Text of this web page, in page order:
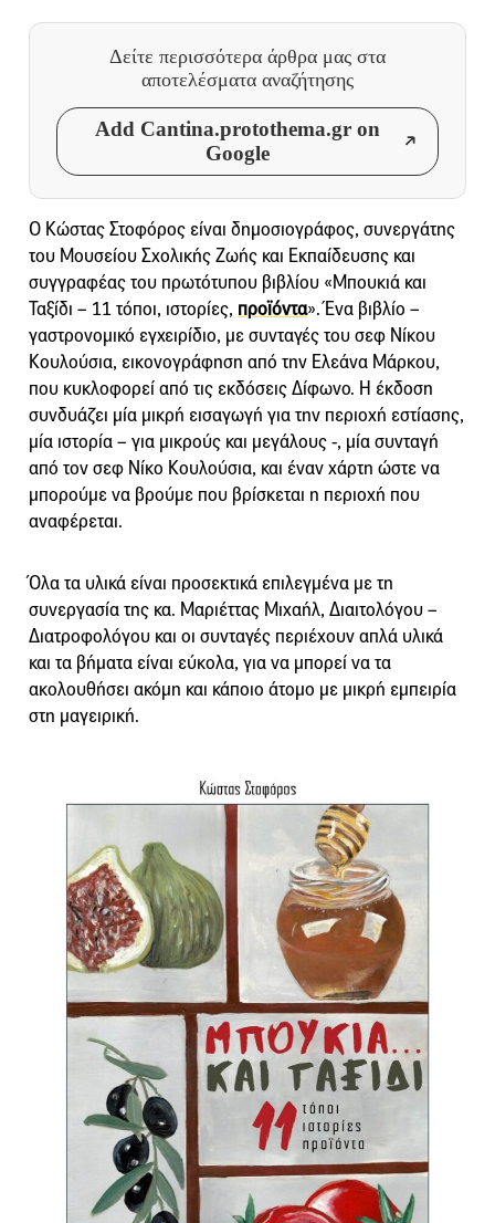
Δείτε περισσότερα άρθρα μας στα
αποτελέσματα αναζήτησης
Add Cantina.protothema.gr on
Google
Ο Κώστας Στοφόρος είναι δημοσιογράφος, συνεργάτης
του Μουσείου Σχολικής Ζωής και Εκπαίδευσης και
συγγραφέας του πρωτότυπου βιβλίου «Μπουκιά και
Ταξίδι – 11 τόποι, ιστορίες, προϊόντα». Ένα βιβλίο –
γαστρονομικό εγχειρίδιο, με συνταγές του σεφ Νίκου
Κουλούσια, εικονογράφηση από την Ελεάνα Μάρκου,
που κυκλοφορεί από τις εκδόσεις Δίφωνο. Η έκδοση
συνδυάζει μία μικρή εισαγωγή για την περιοχή εστίασης,
μία ιστορία – για μικρούς και μεγάλους -, μία συνταγή
από τον σεφ Νίκο Κουλούσια, και έναν χάρτη ώστε να
μπορούμε να βρούμε που βρίσκεται η περιοχή που
αναφέρεται.
Όλα τα υλικά είναι προσεκτικά επιλεγμένα με τη
συνεργασία της κα. Μαριέττας Μιχαήλ, Διαιτολόγου –
Διατροφολόγου και οι συνταγές περιέχουν απλά υλικά
και τα βήματα είναι εύκολα, για να μπορεί να τα
ακολουθήσει ακόμη και κάποιο άτομο με μικρή εμπειρία
στη μαγειρική.